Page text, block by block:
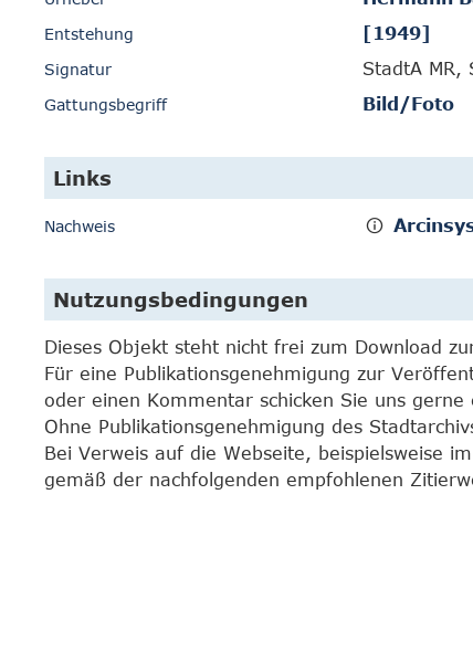
Entstehung [1949]
Signatur StadtA MR,
Gattungsbegriff Bild/Foto
Links
Nachweis
Nutzungsbedingungen
Dieses Objekt steht nicht frei zum Download
Für eine Publikationsgenehmigung zur
oder einen Kommentar schicken Sie uns gerne
Ohne Publikationsgenehmigung des
Bei Verweis auf die Webseite, beispielsweise
gemäß der nachfolgenden empfohlenen